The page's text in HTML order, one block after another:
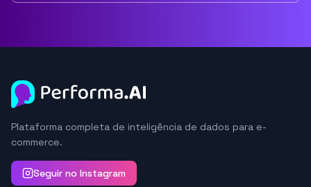
Plataforma completa de inteligência de dados para e-
commerce.
Seguir no Instagram